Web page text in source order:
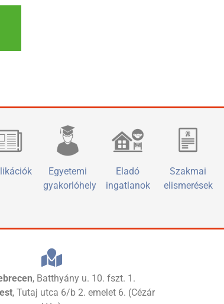
Egyetemi
gyakorlóhely
Eladó
ingatlanok
Szakmai
elismerések
, Batthyány u. 10. fszt. 1.
, Tutaj utca 6/b 2. emelet 6. (Cézár